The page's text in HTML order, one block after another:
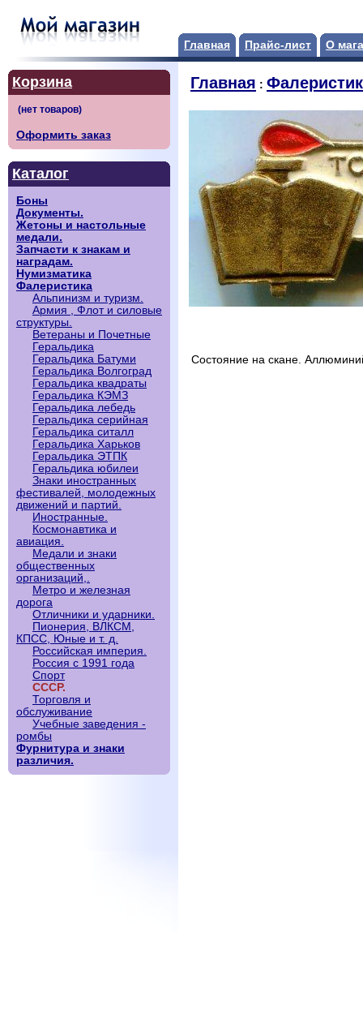
Главная Прайс-лист О
Корзина
Оформить заказ
Каталог
Боны
Документы.
Жетоны и настольные
медали.
Запчасти к знакам и
наградам.
Нумизматика
Фалеристика
Альпинизм и туризм.
Армия , Флот и силовые
структуры.
Ветераны и Почетные
Геральдика
Геральдика Батуми
Геральдика Волгоград
Геральдика квадраты
Геральдика КЭМЗ
Геральдика лебедь
Геральдика серийная
Геральдика ситалл
Геральдика Харьков
Геральдика ЭТПК
Геральдика юбилеи
Знаки иностранных
фестивалей, молодежных
движений и партий.
Иностранные.
Космонавтика и
авиация.
Медали и знаки
общественных
организаций,.
Метро и железная
дорога
Отличники и ударники.
Пионерия, ВЛКСМ,
КПСС, Юные и т. д.
Российская империя.
Россия с 1991 года
Спорт
СССР.
Торговля и
обслуживание
Учебные заведения -
ромбы
Фурнитура и знаки
различия.
Главная :
Состояние на скане.